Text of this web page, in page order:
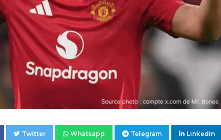
Twitter Whatsapp Telegram Linkedin